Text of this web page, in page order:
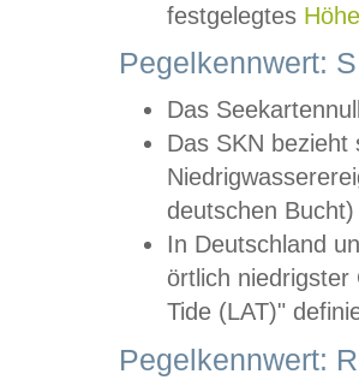
festgelegtes
Pegelkennwert:
Das
Das SKN
deutschen
In Deutschland
örtlich
Tide (LAT)"
Pegelkennwert: